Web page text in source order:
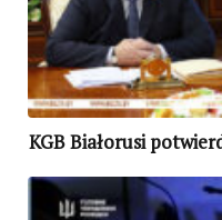
KGB Białorusi